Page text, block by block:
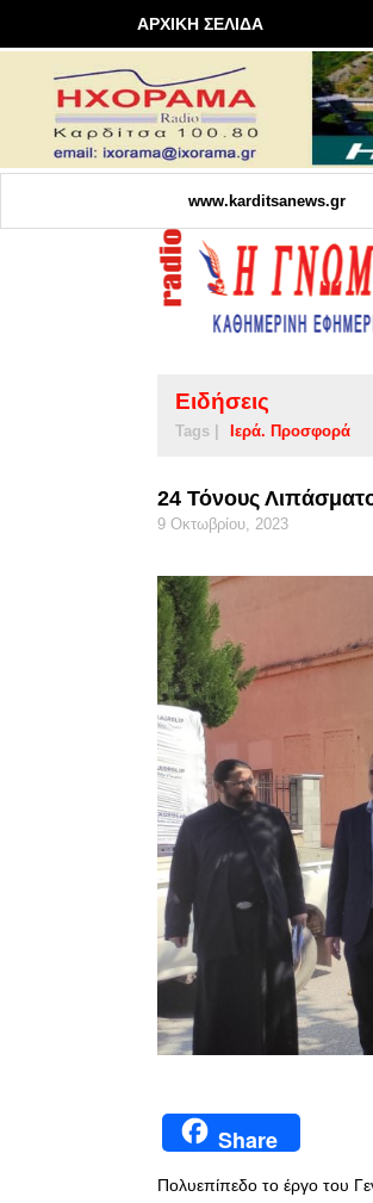
ΑΡΧΙΚΗ ΣΕΛΙΔΑ
www.karditsanews.gr
Ειδήσεις
Tags | Ιερά. Προσφορά
24 Τόνους
9 Οκτωβρίου, 2023
Share
Πολυεπίπεδο το έργο του